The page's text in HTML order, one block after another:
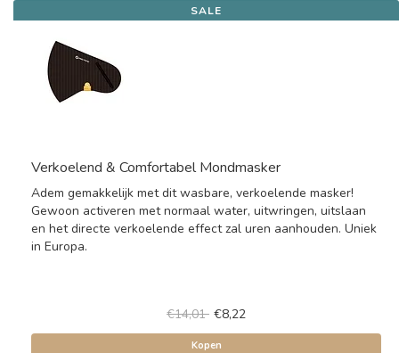
SALE
Verkoelend & Comfortabel Mondmasker
Adem gemakkelijk met dit wasbare, verkoelende masker!
Gewoon activeren met normaal water, uitwringen, uitslaan
en het directe verkoelende effect zal uren aanhouden. Uniek
in Europa.
€14,01 €8,22
Kopen